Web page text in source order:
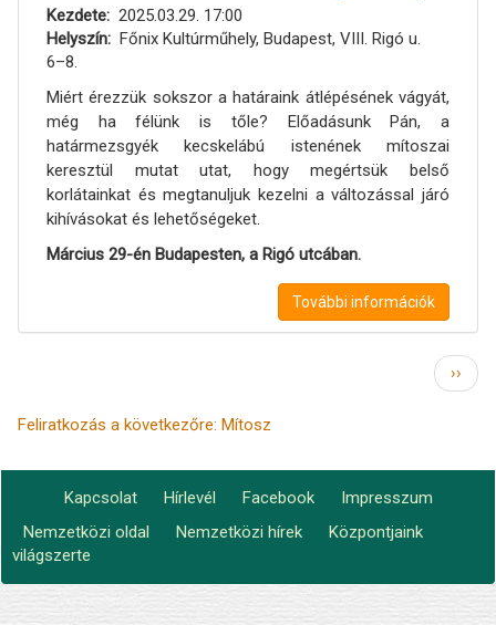
Kezdete
2025.03.29. 17:00
Helyszín
Főnix Kultúrműhely, Budapest, VIII. Rigó u.
6–8.
Miért érezzük sokszor a határaink átlépésének vágyát,
még ha félünk is tőle? Előadásunk Pán, a
határmezsgyék kecskelábú istenének mítoszai
keresztül mutat utat, hogy megértsük belső
korlátainkat és megtanuljuk kezelni a változással járó
kihívásokat és lehetőségeket.
Március 29-én Budapesten, a Rigó utcában.
További információk
oldal
››
Feliratkozás a következőre: Mítosz
Footer
menu
Kapcsolat Hírlevél Facebook Impresszum
Lábléc2
Nemzetközi oldal Nemzetközi hírek
Központjaink
világszerte